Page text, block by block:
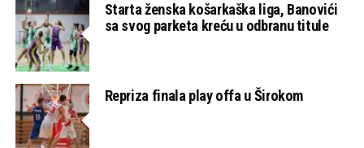
Starta ženska košarkaška liga, Banovići
sa svog parketa kreću u odbranu titule
Repriza finala play offa u Širokom